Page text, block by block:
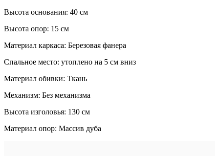
Высота основания: 40 см
Высота опор: 15 см
Материал каркаса: Березовая фанера
Спальное место: утоплено на 5 см вниз
Материал обивки: Ткань
Механизм: Без механизма
Высота изголовья: 130 см
Материал опор: Массив дуба